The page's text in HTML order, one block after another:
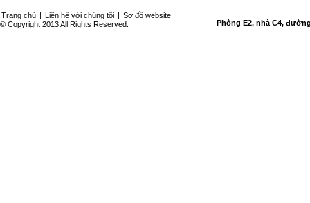
Trang chủ | Liên hệ với chúng tôi | Sơ đồ website
© Copyright 2013 All Rights Reserved.
Phòng E2, nhà C4,